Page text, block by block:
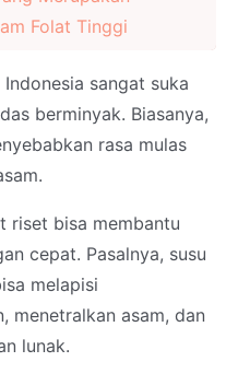
Folat Tinggi
sangat suka
berminyak. Biasanya,
rasa mulas
riset bisa membantu
cepat. Pasalnya, susu
melapisi
menetralkan asam, dan
lunak.